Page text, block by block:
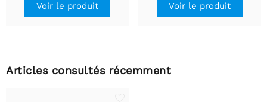
Voir le produit Voir le produit
Articles consultés récemment